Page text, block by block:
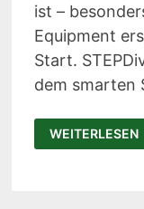
ist –
Equipment
Start.
dem smarten
STEPDIVE:
FÜR
WEITERLESEN